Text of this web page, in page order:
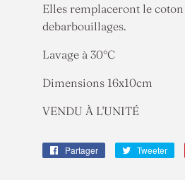
Elles remplaceront le
debarbouillages.
Lavage à 30°C
Dimensions 16x10cm
VENDU À L'UNITÉ
Partager
PartagerTweeter